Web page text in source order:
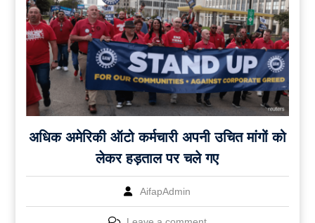
अधिक अमेरिकी ऑटो कर्मचारी अपनी उचित मांगों को
लेकर हड़ताल पर चले गए
AifapAdmin